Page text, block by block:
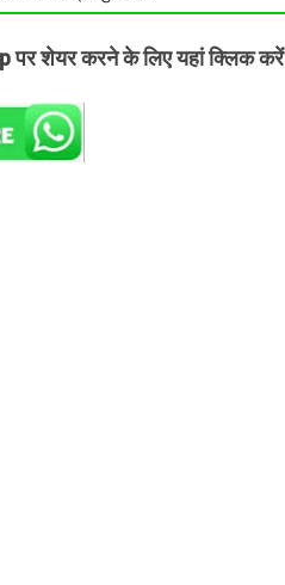
पर शेयर करने के लिए यहां क्लिक करें